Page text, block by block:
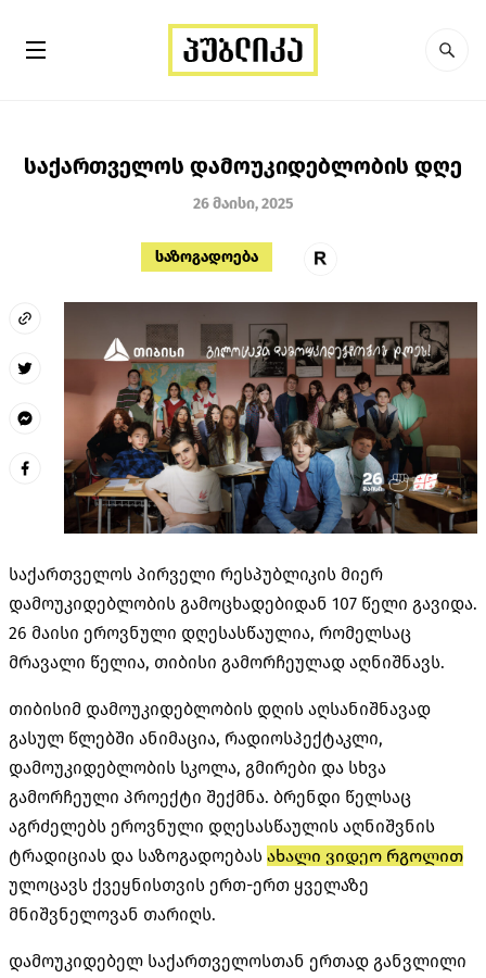
საქართველოს დამოუკიდებლობის დღე
26 მაისი, 2025
საზოგადოება
საქართველოს პირველი რესპუბლიკის მიერ
დამოუკიდებლობის გამოცხადებიდან 107 წელი გავიდა.
26 მაისი ეროვნული დღესასწაულია, რომელსაც
მრავალი წელია, თიბისი გამორჩეულად აღნიშნავს.
თიბისიმ დამოუკიდებლობის დღის აღსანიშნავად
გასულ წლებში ანიმაცია, რადიოსპექტაკლი,
დამოუკიდებლობის სკოლა, გმირები და სხვა
გამორჩეული პროექტი შექმნა. ბრენდი წელსაც
აგრძელებს ეროვნული დღესასწაულის აღნიშვნის
ტრადიციას და საზოგადოებას ახალი ვიდეო რგოლით
ულოცავს ქვეყნისთვის ერთ-ერთ ყველაზე
მნიშვნელოვან თარიღს.
დამოუკიდებელ საქართველოსთან ერთად განვლილი